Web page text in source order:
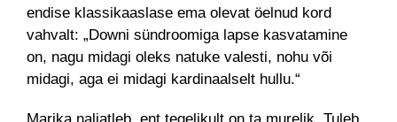
endise klassikaaslase ema olevat öelnud kord
vahvalt: „Downi sündroomiga lapse kasvatamine
on, nagu midagi oleks natuke valesti, nohu või
midagi, aga ei midagi kardinaalselt hullu.“